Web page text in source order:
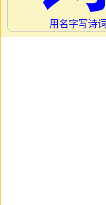
用名字写诗词